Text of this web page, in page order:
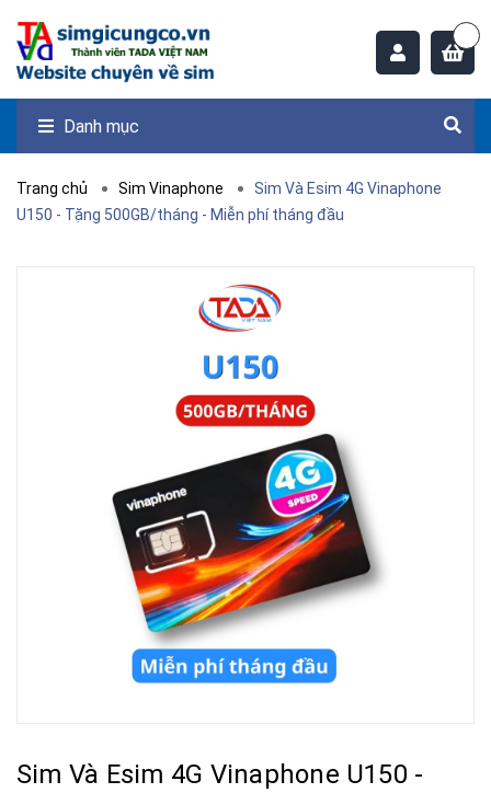
Danh mục
Trang chủ Sim Vinaphone
Sim Và Esim 4G Vinaphone
U150 - Tặng 500GB/tháng - Miễn phí tháng đầu
Sim Và Esim 4G Vinaphone U150 -